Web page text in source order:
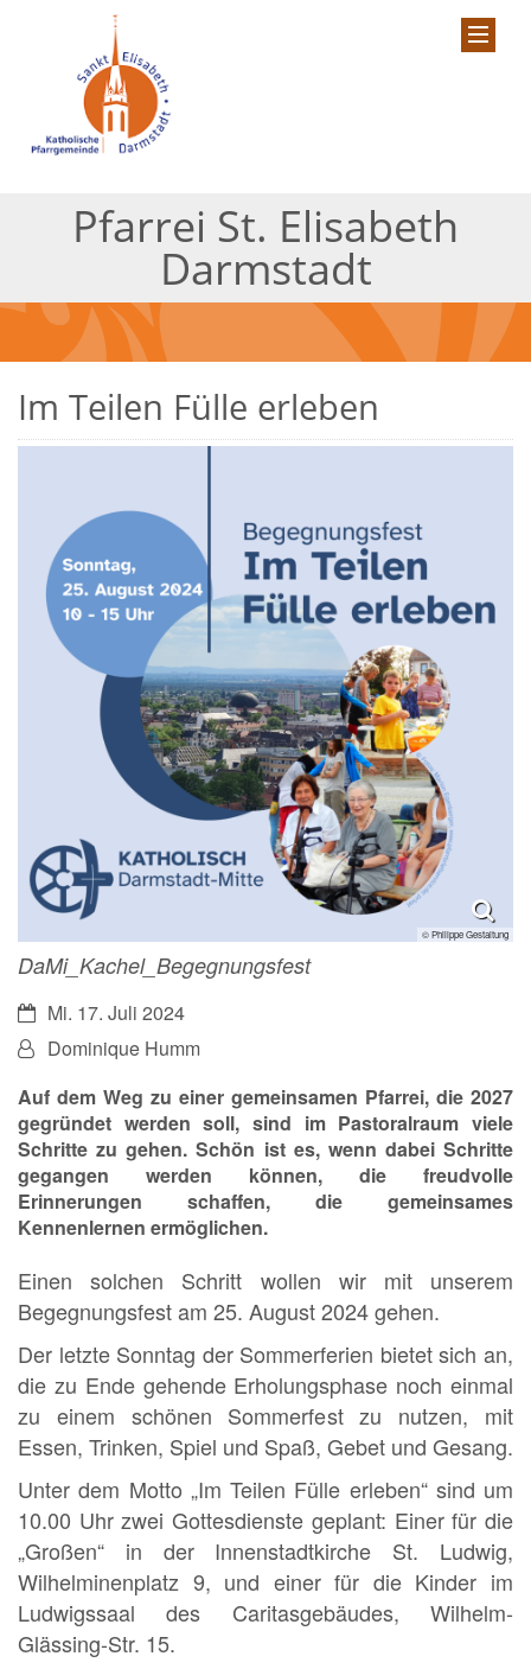
Pfarrei St. Elisabeth
Darmstadt
Im Teilen Fülle erleben
© Philippe Gestaltung
DaMi_Kachel_Begegnungsfest
Datum:Mi. 17. Juli 2024
Von:Dominique Humm
Auf dem Weg zu einer gemeinsamen Pfarrei, die 2027
gegründet werden soll, sind im Pastoralraum viele
Schritte zu gehen. Schön ist es, wenn dabei Schritte
gegangen werden können, die freudvolle
Erinnerungen schaffen, die gemeinsames
Kennenlernen ermöglichen.
Einen solchen Schritt wollen wir mit unserem
Begegnungsfest am 25. August 2024 gehen.
Der letzte Sonntag der Sommerferien bietet sich an,
die zu Ende gehende Erholungsphase noch einmal
zu einem schönen Sommerfest zu nutzen, mit
Essen, Trinken, Spiel und Spaß, Gebet und Gesang.
Unter dem Motto „Im Teilen Fülle erleben“ sind um
10.00 Uhr zwei Gottesdienste geplant: Einer für die
„Großen“ in der Innenstadtkirche St. Ludwig,
Wilhelminenplatz 9, und einer für die Kinder im
Ludwigssaal des Caritasgebäudes, Wilhelm-
Glässing-Str. 15.